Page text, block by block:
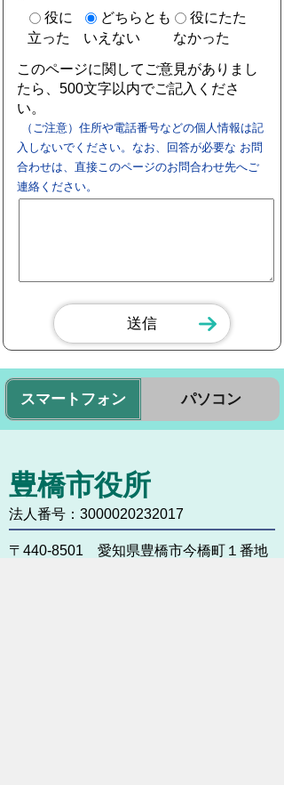
役に
立った
どちらとも
いえない
役にたた
なかった
このページに関してご意見がありまし
たら、500文字以内でご記入くださ
い。
（ご注意）住所や電話番号などの個人情報は記
入しないでください。なお、回答が必要な お問
合わせは、直接このページのお問合わせ先へご
連絡ください。
スマートフォン パソコン
豊橋市役所
法人番号：3000020232017
〒440-8501 愛知県豊橋市今橋町１番地